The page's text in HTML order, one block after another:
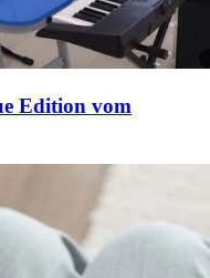
Edition vom